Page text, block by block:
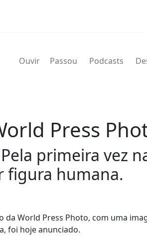
Ouvir Passou Podcasts
Press
primeira vez
figura humana.
World Press Photo, com uma
foi hoje anunciado.